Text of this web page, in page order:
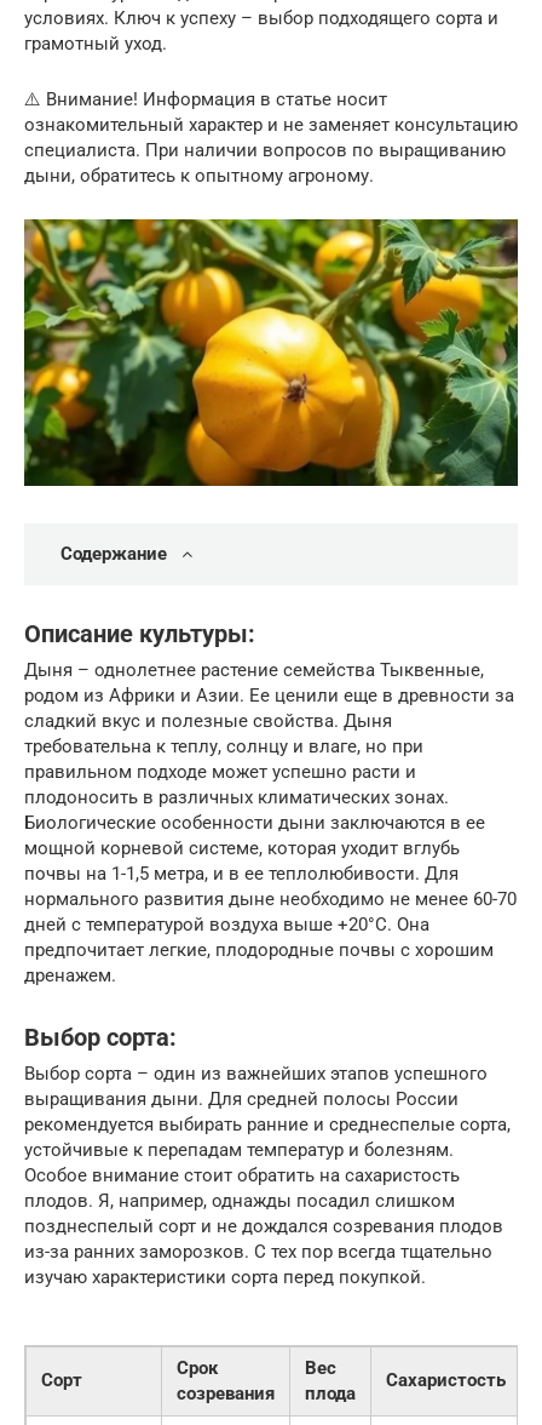
условиях. Ключ к успеху – выбор подходящего сорта и
грамотный уход.
⚠️ Внимание! Информация в статье носит
ознакомительный характер и не заменяет консультацию
специалиста. При наличии вопросов по выращиванию
дыни, обратитесь к опытному агроному.
Содержание
Описание культуры:
Дыня – однолетнее растение семейства Тыквенные,
родом из Африки и Азии. Ее ценили еще в древности за
сладкий вкус и полезные свойства. Дыня
требовательна к теплу, солнцу и влаге, но при
правильном подходе может успешно расти и
плодоносить в различных климатических зонах.
Биологические особенности дыни заключаются в ее
мощной корневой системе, которая уходит вглубь
почвы на 1-1,5 метра, и в ее теплолюбивости. Для
нормального развития дыне необходимо не менее 60-70
дней с температурой воздуха выше +20°C. Она
предпочитает легкие, плодородные почвы с хорошим
дренажем.
Выбор сорта:
Выбор сорта – один из важнейших этапов успешного
выращивания дыни. Для средней полосы России
рекомендуется выбирать ранние и среднеспелые сорта,
устойчивые к перепадам температур и болезням.
Особое внимание стоит обратить на сахаристость
плодов. Я, например, однажды посадил слишком
позднеспелый сорт и не дождался созревания плодов
из-за ранних заморозков. С тех пор всегда тщательно
изучаю характеристики сорта перед покупкой.
Сорт
Срок
созревания
Вес
плода
Сахаристость